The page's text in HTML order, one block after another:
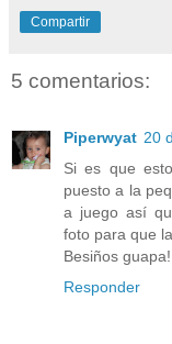
Compartir
5 comentarios:
Piperwyat 20
Si es que
puesto a la
a juego así
foto para que
Besiños guapa!
Responder